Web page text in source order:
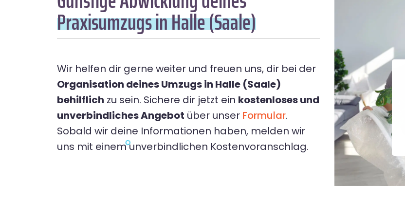
Praxisumzugs in Halle (Saale)
Wir helfen dir gerne weiter und freuen uns, dir bei der
Organisation deines Umzugs in Halle (Saale)
behilflich zu sein. Sichere dir jetzt ein kostenloses und
unverbindliches Angebot über unser Formular.
Sobald wir deine Informationen haben, melden wir
uns mit einem unverbindlichen Kostenvoranschlag.